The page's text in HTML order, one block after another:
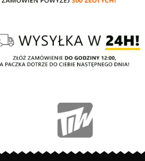
g/m2 - miękka lamówka od
kolorowy nadruk z przodu - mały
nadruk PitBull na karku - nadruki
wykonane specjalistyczną
wyszywany napis Pitbull na
rękawku - skład materiału: 100%
bawełna Producent: Pit Bull Kolor: